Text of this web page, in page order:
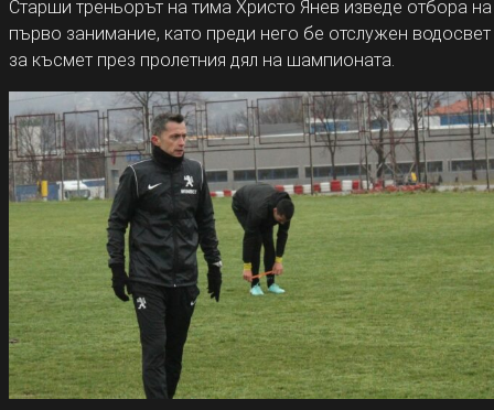
Старши треньорът на тима Христо Янев изведе отбора на
първо занимание, като преди него бе отслужен водосвет
за късмет през пролетния дял на шампионата.